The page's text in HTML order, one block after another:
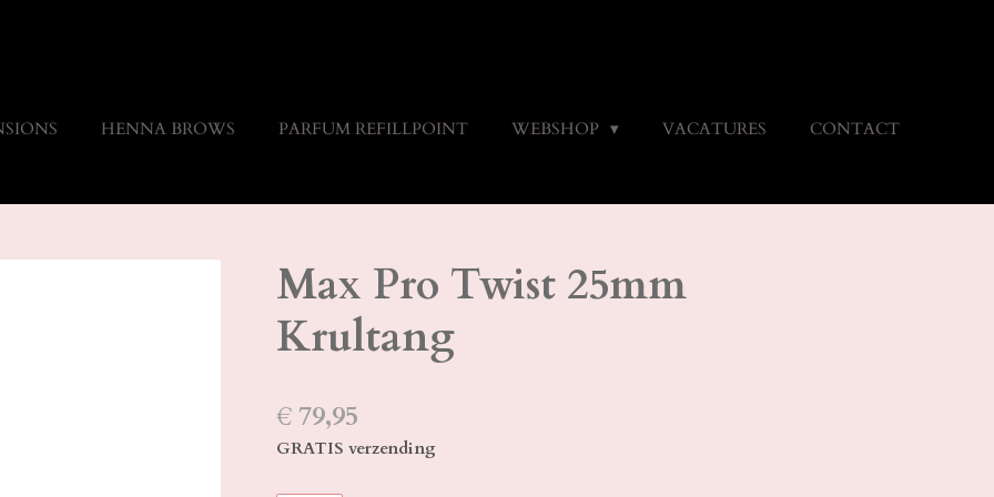
HENNA BROWS PARFUM REFILLPOINT WEBSHOP VACATURES CONTACT
Max Pro Twist 25mm
Krultang
€ 79,95
GRATIS verzending